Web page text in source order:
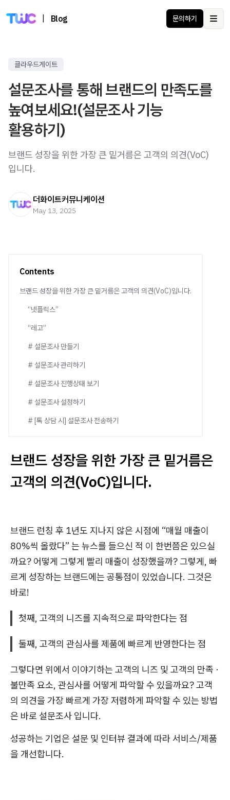
Blog 문의하기
클라우드게이트
설문조사를 통해 브랜드의 만족도를
높여보세요!(설문조사 기능
활용하기)
브랜드 성장을 위한 가장 큰 밑거름은 고객의 의견(VoC)
입니다.
더화이트커뮤니케이션
May 13, 2025
Contents
브랜드 성장을 위한 가장 큰 밑거름은 고객의 의견(VoC)입니다.
“넷플릭스”
“레고”
# 설문조사 만들기
# 설문조사 관리하기
# 설문조사 진행상태 보기
# 설문조사 설정하기
# [톡 상담 시] 설문조사 전송하기
브랜드 성장을 위한 가장 큰 밑거름은
고객의 의견(VoC)입니다.
브랜드 런칭 후 1년도 지나지 않은 시점에 “매월 매출이
80%씩 올랐다” 는 뉴스를 들으신 적 이 한번쯤은 있으실
까요? 어떻게 그렇게 빨리 매출이 성장했을까?그렇게, 빠
르게 성장하는 브랜드에는 공통점이 있었습니다. 그것은
바로!
​첫째, 고객의 니즈를 지속적으로 파악한다는 점
둘째, 고객의 관심사를 제품에 빠르게 반영한다는 점
그렇다면 위에서 이야기하는 고객의 니즈 및 고객의 만족 ·
불만족 요소, 관심사를 어떻게 파악할 수 있을까요?고객
의 의견을 가장 빠르게 가장 저렴하게 파악할 수 있는 방법
은 바로 설문조사 입니다.
성공하는 기업은 설문 및 인터뷰 결과에 따라 서비스/제품
을 개선합니다.